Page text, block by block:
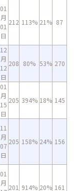
01
月
01
日
212 113% 21% 87
12
月
12
日
208 80% 53% 270
01
月
15
日
205 394% 18% 145
11
月
07
日
205 158% 24% 156
01
月
201 914% 20% 161